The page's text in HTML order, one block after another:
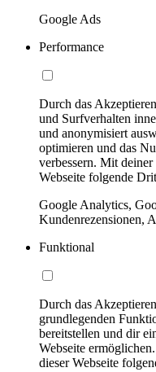
Google Ads
Performance
Durch das
und Surfverhalten
und anonymisiert
optimieren und das
verbessern. Mit
Webseite folgende
Google Analytics,
Kundenrezensionen,
Funktional
Durch das
grundlegenden
bereitstellen und dir
Webseite
dieser Webseite